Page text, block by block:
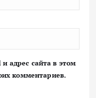
адрес сайта в этом
комментариев.